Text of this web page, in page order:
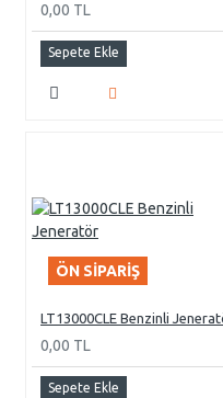
0,00 TL
Sepete Ekle
ÖN SIPARIŞ
LT13000CLE Benzinli
0,00 TL
Sepete Ekle